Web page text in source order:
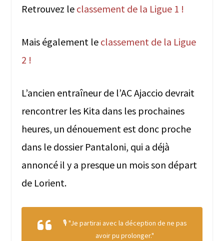
Retrouvez le classement de la Ligue 1 !
Mais également le classement de la Ligue
2 !
L’ancien entraîneur de l’AC Ajaccio devrait
rencontrer les Kita dans les prochaines
heures, un dénouement est donc proche
dans le dossier Pantaloni, qui a déjà
annoncé il y a presque un mois son départ
de Lorient.
🎙️ "Je partirai avec la déception de ne pas
avoir pu prolonger."